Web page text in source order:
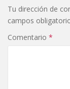
Tu dirección de
campos
Comentario *